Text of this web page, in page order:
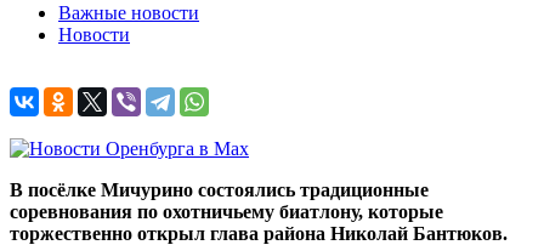
Важные новости
Новости
В посёлке Мичурино состоялись традиционные
соревнования по охотничьему биатлону, которые
торжественно открыл глава района Николай Бантюков.